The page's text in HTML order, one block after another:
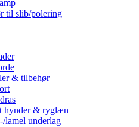
til slib/polering
& tilbehør
hynder & ryglæn
lamel underlag